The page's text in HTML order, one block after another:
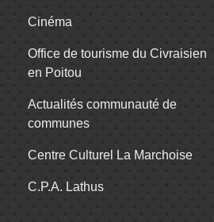
Cinéma
Office de tourisme du Civraisien
en Poitou
Actualités communauté de
communes
Centre Culturel La Marchoise
C.P.A. Lathus